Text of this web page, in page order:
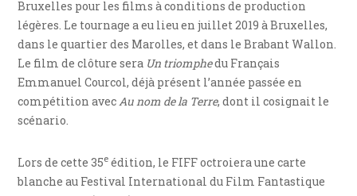
Bruxelles pour les films à conditions de production
légères. Le tournage a eu lieu en juillet 2019 à Bruxelles,
dans le quartier des Marolles, et dans le Brabant Wallon.
Le film de clôture sera Un triomphedu Français
Emmanuel Courcol, déjà présent l’année passée en
compétition avecAu nom de la Terre, dont il cosignait le
scénario.
Lors de cette 35e édition, le FIFF octroiera une carte
blanche au Festival International du Film Fantastique